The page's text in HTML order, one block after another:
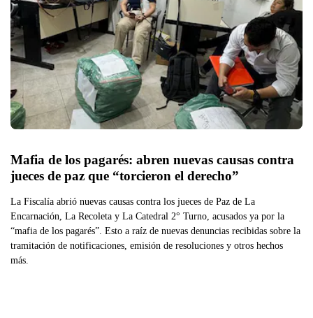
Mafia de los pagarés: abren nuevas causas contra
jueces de paz que “torcieron el derecho”
La Fiscalía abrió nuevas causas contra los jueces de Paz de La
Encarnación, La Recoleta y La Catedral 2° Turno, acusados ya por la
“mafia de los pagarés”. Esto a raíz de nuevas denuncias recibidas sobre la
tramitación de notificaciones, emisión de resoluciones y otros hechos
más.